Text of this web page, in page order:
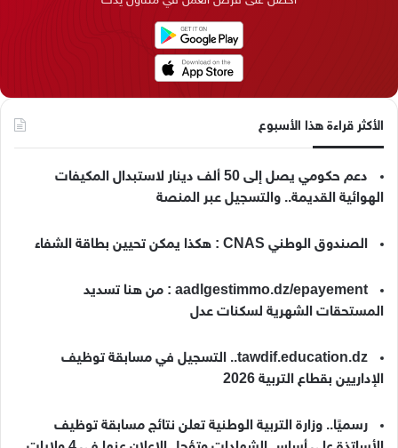
ن
ا
م
الأكثر قراءة هذا الأسبوع
دعم حكومي يصل إلى 50 ألف دينار لاستبدال المكيفات
الهوائية القديمة.. والتسجيل عبر المنصة
الصندوق الوطني CNAS : هكذا يمكن تحيين بطاقة الشفاء
aadlgestimmo.dz/epayement : من هنا تسديد
المستحقات الشهرية لسكنات عدل
tawdif.education.dz.. التسجيل في مسابقة توظيف
الإداريين بقطاع التربية 2026
رسميًا.. وزارة التربية الوطنية تعلن نتائج مسابقة توظيف